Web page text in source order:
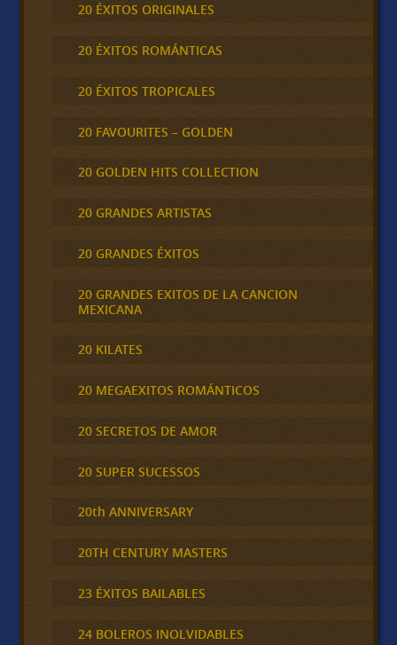
20 ÉXITOS ORIGINALES
20 ÉXITOS ROMÁNTICAS
20 ÉXITOS TROPICALES
20 FAVOURITES – GOLDEN
20 GOLDEN HITS COLLECTION
20 GRANDES ARTISTAS
20 GRANDES ÉXITOS
20 GRANDES EXITOS DE LA CANCION
MEXICANA
20 KILATES
20 MEGAEXITOS ROMÁNTICOS
20 SECRETOS DE AMOR
20 SUPER SUCESSOS
20th ANNIVERSARY
20TH CENTURY MASTERS
23 ÉXITOS BAILABLES
24 BOLEROS INOLVIDABLES